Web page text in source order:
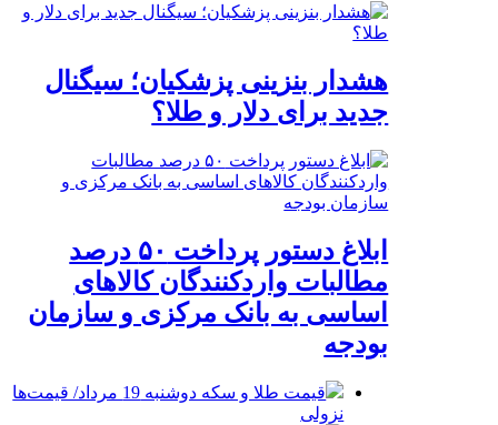
هشدار بنزینی پزشکیان؛ سیگنال
جدید برای دلار و طلا؟
ابلاغ دستور پرداخت ۵۰ درصد
مطالبات واردکنندگان کالاهای
اساسی به بانک مرکزی و سازمان
بودجه
قیمت طلا و سکه دوشنبه 19 مرداد/ قیمت‌ها
نزولی